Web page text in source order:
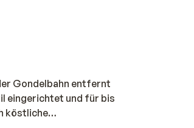
Gondelbahn entfernt
eingerichtet und für bis
köstliche